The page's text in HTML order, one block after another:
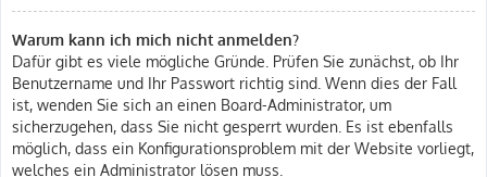
Warum kann ich mich nicht anmelden?
Dafür gibt es viele mögliche Gründe. Prüfen Sie zunächst, ob Ihr
Benutzername und Ihr Passwort richtig sind. Wenn dies der Fall
ist, wenden Sie sich an einen Board-Administrator, um
sicherzugehen, dass Sie nicht gesperrt wurden. Es ist ebenfalls
möglich, dass ein Konfigurationsproblem mit der Website vorliegt,
welches ein Administrator lösen muss.